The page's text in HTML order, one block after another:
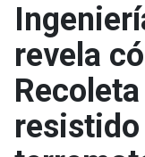
revela